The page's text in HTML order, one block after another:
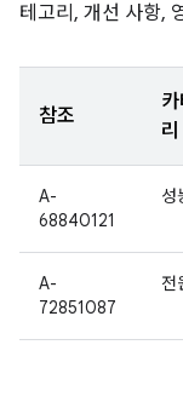
테고리, 개선 사항,
참조
리
A-
68840121
성
A-
72851087
전